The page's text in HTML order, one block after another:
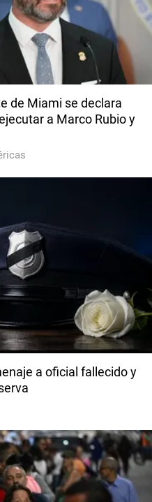
de Miami se declara
a Marco Rubio y
a oficial fallecido y